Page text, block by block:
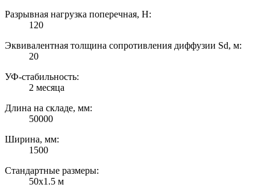
Разрывная нагрузка поперечная, Н:
120
Эквивалентная толщина сопротивления диффузии Sd, м:
20
УФ-стабильность:
2 месяца
Длина на складе, мм:
50000
Ширина, мм:
1500
Стандартные размеры:
50х1.5 м